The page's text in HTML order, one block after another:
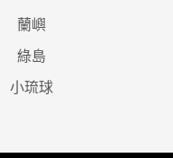
蘭嶼
綠島
小琉球